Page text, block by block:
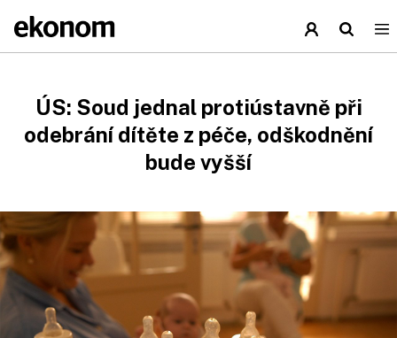
ÚS: Soud jednal protiústavně při
odebrání dítěte z péče, odškodnění
bude vyšší